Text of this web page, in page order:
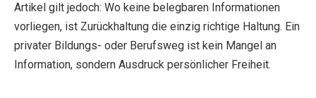
Artikel gilt jedoch: Wo keine belegbaren Informationen
vorliegen, ist Zurückhaltung die einzig richtige Haltung. Ein
privater Bildungs- oder Berufsweg ist kein Mangel an
Information, sondern Ausdruck persönlicher Freiheit.